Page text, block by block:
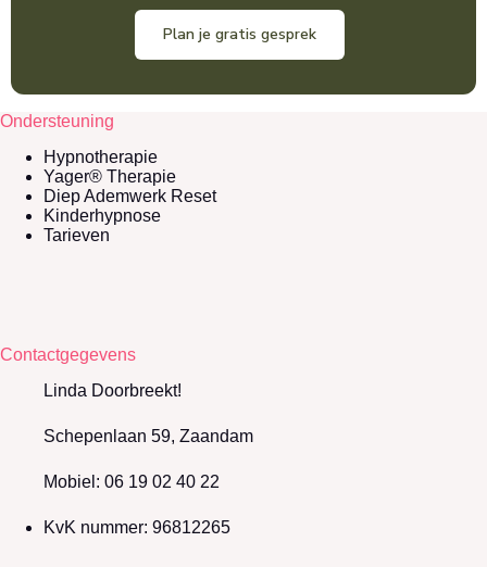
Plan je gratis gesprek
Ondersteuning
Hypnotherapie
Yager® Therapie
Diep Ademwerk Reset
Kinderhypnose
Tarieven
Contactgegevens
Linda Doorbreekt!
Schepenlaan 59, Zaandam
Mobiel: 06 19 02 40 22
KvK nummer: 96812265